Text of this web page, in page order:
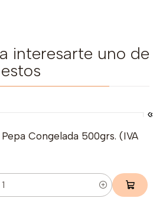
interesarte uno de
estos
Congelada 500grs. (IVA